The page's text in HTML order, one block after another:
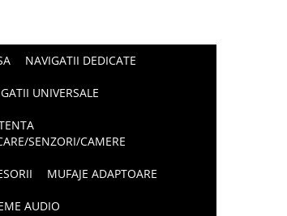
NAVIGATII DEDICATE
UNIVERSALE
SENZORI/CAMERE
MUFAJE ADAPTOARE
AUDIO